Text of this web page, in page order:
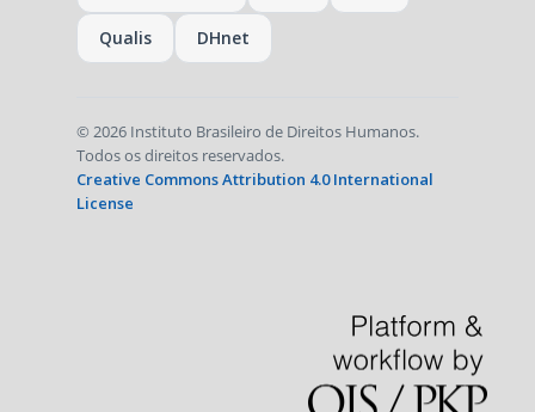
Qualis DHnet
© 2026 Instituto Brasileiro de Direitos Humanos.
Todos os direitos reservados.
Creative Commons Attribution 4.0 International
License